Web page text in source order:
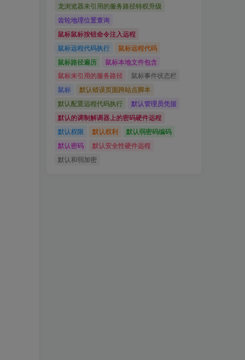
龙浏览器未引用的服务路径特权升级
齿轮地理位置查询
鼠标鼠标按钮命令注入远程
鼠标远程代码执行
鼠标远程代码
鼠标路径遍历
鼠标本地文件包含
鼠标未引用的服务路径
鼠标事件状态栏
鼠标
默认错误页面跨站点脚本
默认配置远程代码执行
默认管理员凭据
默认的调制解调器上的密码硬件远程
默认权限
默认权利
默认弱密码编码
默认密码
默认安全性硬件远程
默认和弱加密